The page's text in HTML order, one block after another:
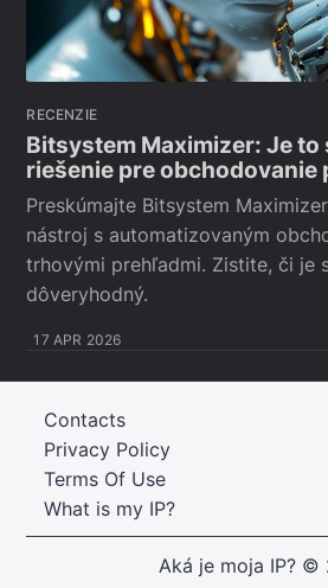
RECENZIE
Bitsystem Maximizer: Je to
riešenie pre obchodovanie
Preskúmajte Bitsystem
nástroj s automatizovaným
trhovými prehľadmi. Zistite, či je
dôveryhodný.
17 APR 2026
What is my IP?
Terms Of Use
Privacy Policy
Contacts
Aká je moja IP?©